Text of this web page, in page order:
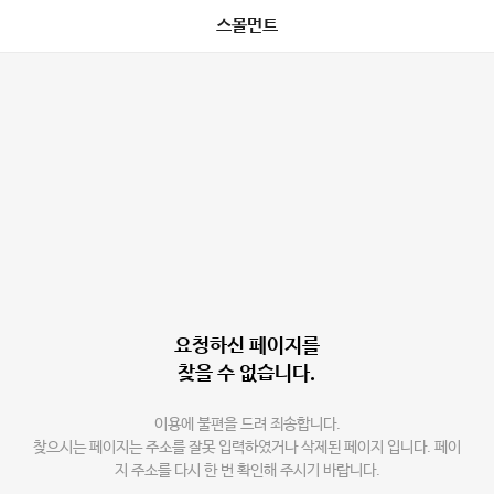
스몰먼트
요청하신 페이지를
찾을 수 없습니다.
이용에 불편을 드려 죄송합니다.
찾으시는 페이지는 주소를 잘못 입력하였거나 삭제된 페이지 입니다. 페이
지 주소를 다시 한 번 확인해 주시기 바랍니다.